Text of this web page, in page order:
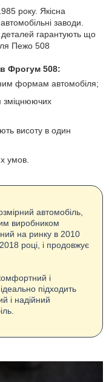
року. Якісна
заводи.
деталей гарантують що
Пежо 508
Фрогум 508:
формам автомобіля;
зміцнюючих
висоту в один
умов.
автомобіль,
виробником
на ринку в 2010
році, і продовжує
і
підходить
і надійний